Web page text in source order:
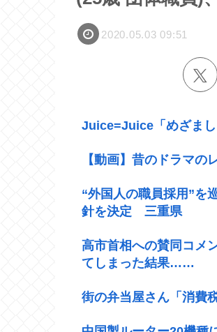
2020.05.03 09:51
Juice=Juice「めざ
【動画】昔のドラマの
“外国人の職員採用”を
針を決定 三重県
高市首相への賛同コメ
てしまった結果……
街の弁当屋さん「消費